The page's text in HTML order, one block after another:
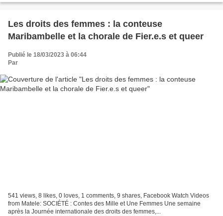
Les droits des femmes : la conteuse
Maribambelle et la chorale de Fier.e.s et queer
Publié le 18/03/2023 à 06:44
Par
541 views, 8 likes, 0 loves, 1 comments, 9 shares, Facebook Watch Videos
from Matele: SOCIÉTÉ : Contes des Mille et Une Femmes Une semaine
après la Journée internationale des droits des femmes,...